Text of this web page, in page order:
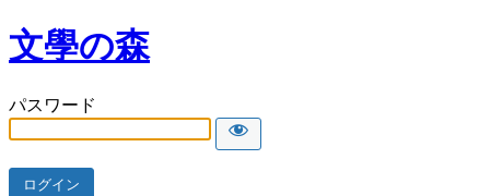
文學の森
パスワード